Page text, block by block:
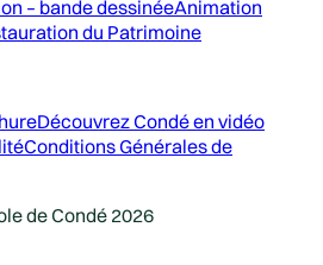
– bande dessinéeAnimation
du Patrimoine
Découvrez Condé en vidéo
Conditions Générales de
de Condé 2026